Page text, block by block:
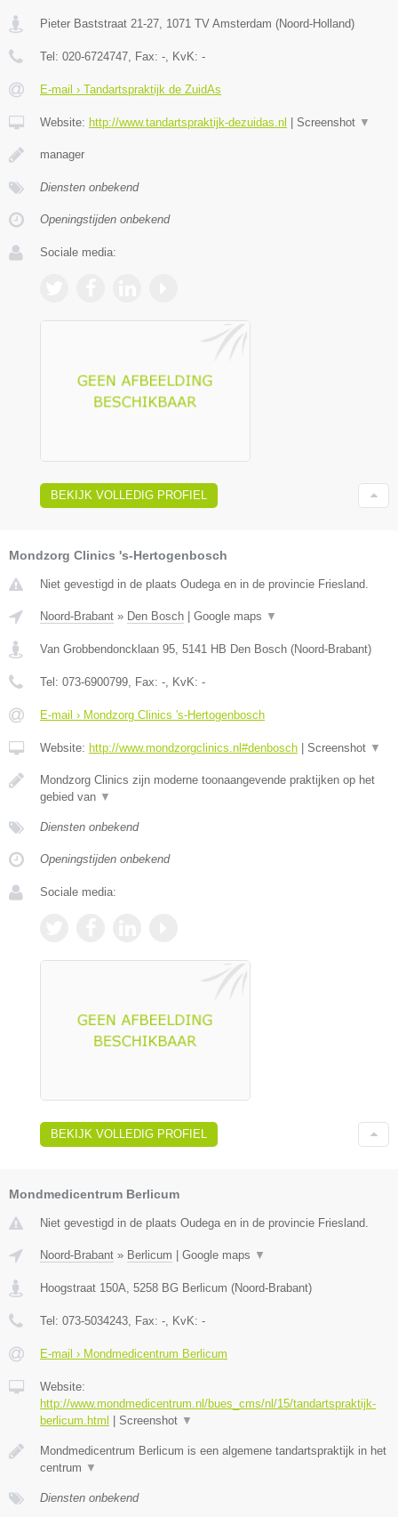
Pieter Baststraat 21-27 1071 TV Amsterdam (Noord-Holland)
Tel: 020-6724747 , Fax: - , KvK: -
E-mail › Tandartspraktijk de ZuidAs
Website: http://www.tandartspraktijk-dezuidas.nl Screenshot ▼
manager
Diensten onbekend
Openingstijden onbekend
Sociale media:
BEKIJK VOLLEDIG PROFIEL
Mondzorg Clinics 's-Hertogenbosch
Niet gevestigd in de plaats Oudega en in de provincie Friesland.
Noord-Brabant » Den Bosch | Google maps ▼
Van Grobbendoncklaan 95 5141 HB Den Bosch (Noord-Brabant)
Tel: 073-6900799 , Fax: - , KvK: -
E-mail › Mondzorg Clinics 's-Hertogenbosch
Website: http://www.mondzorgclinics.nl#denbosch | Screenshot ▼
Mondzorg Clinics zijn moderne toonaangevende praktijken op het
gebied van ▼
Diensten onbekend
Openingstijden onbekend
Sociale media:
BEKIJK VOLLEDIG PROFIEL
Mondmedicentrum Berlicum
Niet gevestigd in de plaats Oudega en in de provincie Friesland.
Noord-Brabant » Berlicum Google maps ▼
Hoogstraat 150A, 5258 BG Berlicum (Noord-Brabant)
Tel: 073-5034243, Fax: -, KvK: -
E-mail › Mondmedicentrum Berlicum
Website:
http://www.mondmedicentrum.nl/bues_cms/nl/15/tandartspraktijk-
berlicum.html
Screenshot ▼
Mondmedicentrum Berlicum is een algemene tandartspraktijk in het
centrum ▼
Diensten onbekend